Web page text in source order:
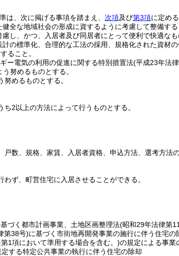
は、次に掲げる事項を踏まえ、 次項及び第3項に定め
全な地域社会の形成に資するように考慮して整備する
し、かつ、入居者及び同居者にとって便利で快適なも
の標準化、合理的な工法の採用、規格化された資材
ること。
ー電気の利用の促進に関する特別措置法(平成23年法
努めるものとする。
めるものとする。
ち2以上の方法によって行うものとする。
数、規格、家賃、入居者資格、申込方法、選考方法
ず、町営住宅に入居させることができる。
づく都市計画事業、土地区画整理法(昭和29年法律第
第38号)に基づく市街地再開発事業の施行に伴う住宅の
1項において準用する場合を含む。)の規定による事業
する特定公共事業の執行に伴う住宅の除却